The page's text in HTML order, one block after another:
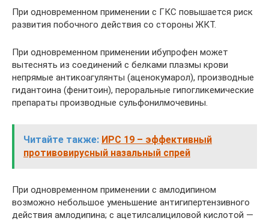
При одновременном применении с ГКС повышается риск
развития побочного действия со стороны ЖКТ.
При одновременном применении ибупрофен может
вытеснять из соединений с белками плазмы крови
непрямые антикоагулянты (аценокумарол), производные
гидантоина (фенитоин), пероральные гипогликемические
препараты производные сульфонилмочевины.
Читайте также: ИРС 19 – эффективный
противовирусный назальный спрей
При одновременном применении с амлодипином
возможно небольшое уменьшение антигипертензивного
действия амлодипина; с ацетилсалициловой кислотой —